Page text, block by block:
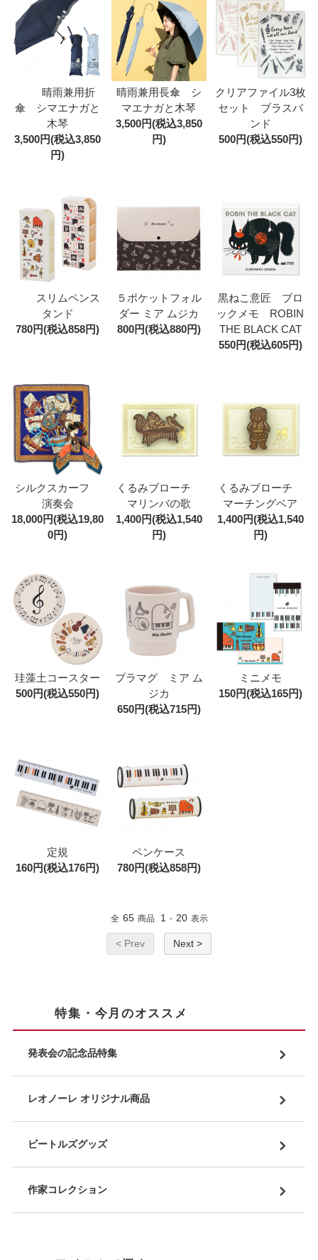
晴雨兼用折
傘 シマエナガと
木琴
3,500円(税込3,850
円)
晴雨兼用長傘 シ
マエナガと木琴
3,500円(税込3,850
円)
クリアファイル3枚
セット ブラスバ
ンド
500円(税込550円)
スリムペンス
タンド
780円(税込858円)
５ポケットフォル
ダー ミア ムジカ
800円(税込880円)
黒ねこ意匠 ブロ
ックメモ ROBIN
THE BLACK CAT
550円(税込605円)
シルクスカーフ
演奏会
18,000円(税込19,80
0円)
くるみブローチ
マリンバの歌
1,400円(税込1,540
円)
くるみブローチ
マーチングベア
1,400円(税込1,540
円)
珪藻土コースター
500円(税込550円)
プラマグ ミア ム
ジカ
650円(税込715円)
ミニメモ
150円(税込165円)
定規
160円(税込176円)
ペンケース
780円(税込858円)
全 65 商品 1 - 20 表示
< Prev Next >
特集・今月のオススメ
発表会の記念品特集
レオノーレ オリジナル商品
ビートルズグッズ
作家コレクション